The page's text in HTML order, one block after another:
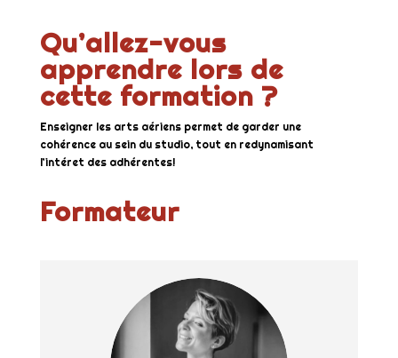
Qu’allez-vous
apprendre lors de
cette formation ?
Enseigner les arts aériens permet de garder une
cohérence au sein du studio, tout en redynamisant
l’intéret des adhérentes!
Formateur